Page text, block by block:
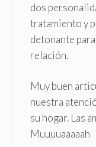
dos
tratamiento y
detonante
relación.
Muy buen
nuestra
su hogar. Las
Muuuuaaaaah